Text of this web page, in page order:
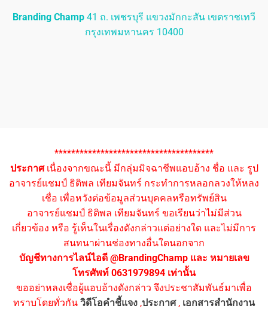
Branding Champ 41 ถ. เพชรบุรี แขวงมักกะสัน เขตราชเทวี
กรุงเทพมหานคร 10400
**************************************
ประกาศเนื่องจากขณะนี้ มีกลุ่มมิจฉาชีพแอบอ้าง ชื่อ และ รูป
อาจารย์แชมป์ ธิติพล เทียมจันทร์ กระทำการหลอกลวงให้หลง
เชื่อ เพื่อหวังต่อข้อมูลส่วนบุคคลหรือทรัพย์สิน
อาจารย์แชมป์ ธิติพล เทียมจันทร์ ขอเรียนว่าไม่มีส่วน
เกี่ยวข้อง หรือ รู้เห็นในเรื่องดังกล่าวแต่อย่างใด และไม่มีการ
สนทนาผ่านช่องทางอื่นใดนอกจาก
บัญชีทางการไลน์ไอดี @BrandingChamp และ หมายเลข
โทรศัพท์ 0631979894 เท่านั้น
ขออย่าหลงเชื่อผู้แอบอ้างดังกล่าว จึงประชาสัมพันธ์มาเพื่อ
ทราบโดยทั่วกัน วิดีโอคำชี้แจง ,ประกาศ, เอกสารสำนักงาน